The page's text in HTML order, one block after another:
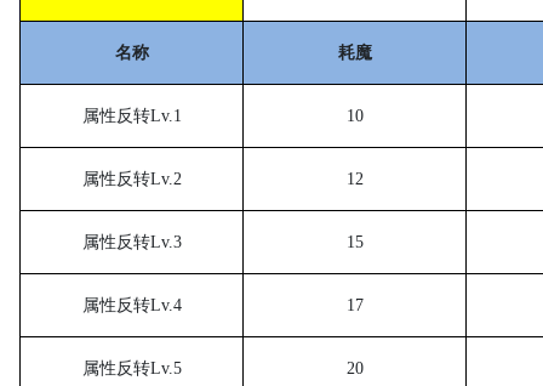
名称 耗魔
属性反转Lv.1 10
属性反转Lv.2 12
属性反转Lv.3 15
属性反转Lv.4 17
属性反转Lv.5 20